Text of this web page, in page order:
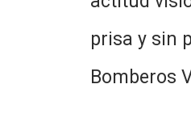
prisa y sin
Bomberos